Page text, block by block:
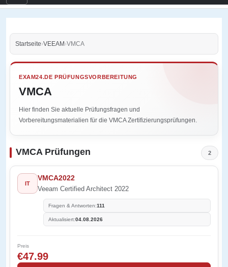
Startseite›VEEAM›VMCA
EXAM24.DE PRÜFUNGSVORBEREITUNG
VMCA
Hier finden Sie aktuelle Prüfungsfragen und
Vorbereitungsmaterialien für die VMCA Zertifizierungsprüfungen.
VMCA Prüfungen 2
IT
VMCA2022
Veeam Certified Architect 2022
Fragen & Antworten:111
Aktualisiert:04.08.2026
Preis
€47.99